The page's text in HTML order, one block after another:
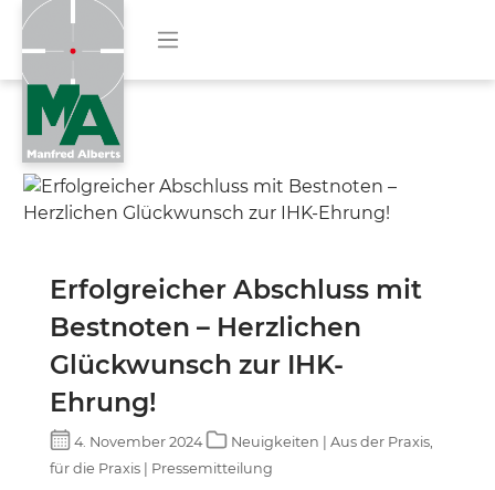
Erfolgreicher Abschluss mit
Bestnoten – Herzlichen
Glückwunsch zur IHK-
Ehrung!
4. November 2024
Neuigkeiten | Aus der Praxis,
für die Praxis | Pressemitteilung